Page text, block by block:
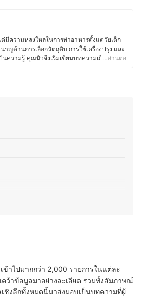
มีความหลงใหลในการทำอาหารตั้งแต่วัยเด็ก
ญด้านการเลือกวัตถุดิบ การใช้เครื่องปรุง และ
นความรู้ คุณนิวจึงเริ่มเขียนบทความเกี่ยวกับ
…อ่านต่อ
าไปมากกว่า 2,000 รายการในแต่ละ
ว้าข้อมูลมาอย่างละเอียด รวมทั้งสัมภาษณ์
งลึกทั้งหมดนี้มาส่งมอบเป็นบทความที่ผู้